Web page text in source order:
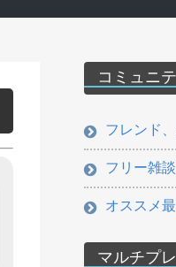
コミュニ
フレンド
フリー雑
オススメ
マルチプ